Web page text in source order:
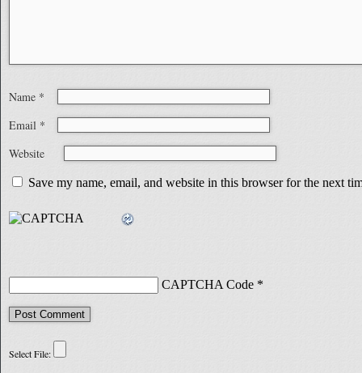
Name *
Email *
Website
Save my name, email, and website in this browser for the next
CAPTCHA Code *